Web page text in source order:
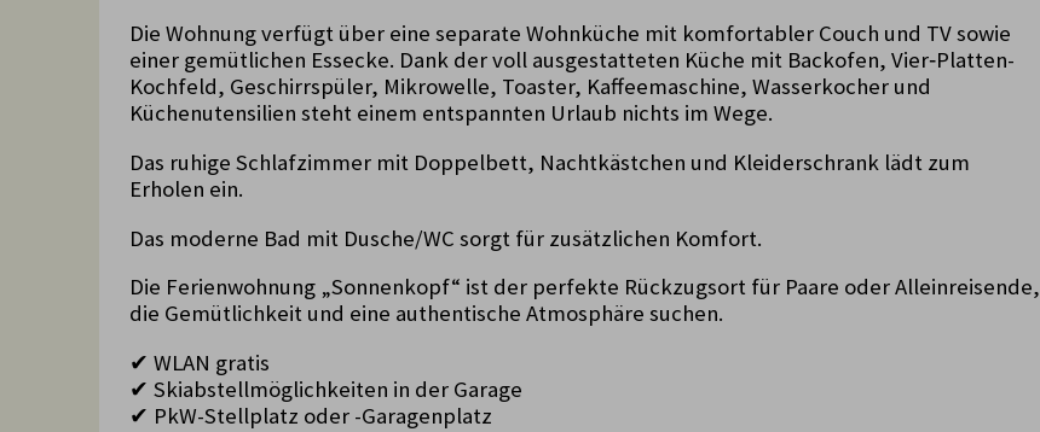
Die Wohnung verfügt über eine separate Wohnküche mit komfortabler Couch und TV sowie
einer gemütlichen Essecke. Dank der voll ausgestatteten Küche mit Backofen, Vier‑Platten-
Kochfeld, Geschirrspüler, Mikrowelle, Toaster, Kaffeemaschine, Wasserkocher und
Küchenutensilien steht einem entspannten Urlaub nichts im Wege.
Das ruhige Schlafzimmer mit Doppelbett, Nachtkästchen und Kleiderschrank lädt zum
Erholen ein.
Das moderne Bad mit Dusche/WC sorgt für zusätzlichen Komfort.
Die Ferienwohnung „Sonnenkopf“ ist der perfekte Rückzugsort für Paare oder Alleinreisende,
die Gemütlichkeit und eine authentische Atmosphäre suchen.
✔ WLAN gratis
✔ Skiabstellmöglichkeiten in der Garage
✔ PkW-Stellplatz oder -Garagenplatz